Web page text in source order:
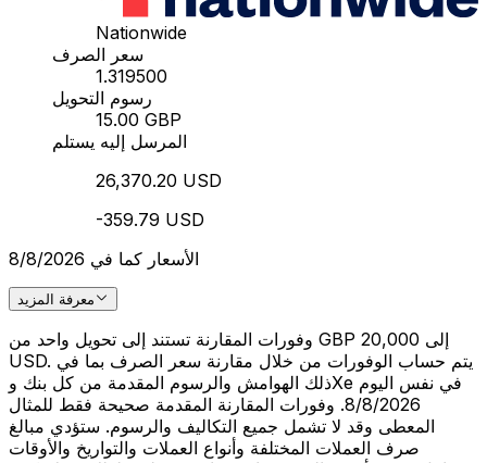
Nationwide
سعر الصرف
1.319500
رسوم التحويل
15.00 GBP
المرسل إليه يستلم
26,370.20 USD
-359.79 USD
الأسعار كما في 8/8/2026
معرفة المزيد
وفورات المقارنة تستند إلى تحويل واحد من GBP 20,000 إلى
USD. يتم حساب الوفورات من خلال مقارنة سعر الصرف بما في
ذلك الهوامش والرسوم المقدمة من كل بنك وXe في نفس اليوم
8/8/2026. وفورات المقارنة المقدمة صحيحة فقط للمثال
المعطى وقد لا تشمل جميع التكاليف والرسوم. ستؤدي مبالغ
صرف العملات المختلفة وأنواع العملات والتواريخ والأوقات